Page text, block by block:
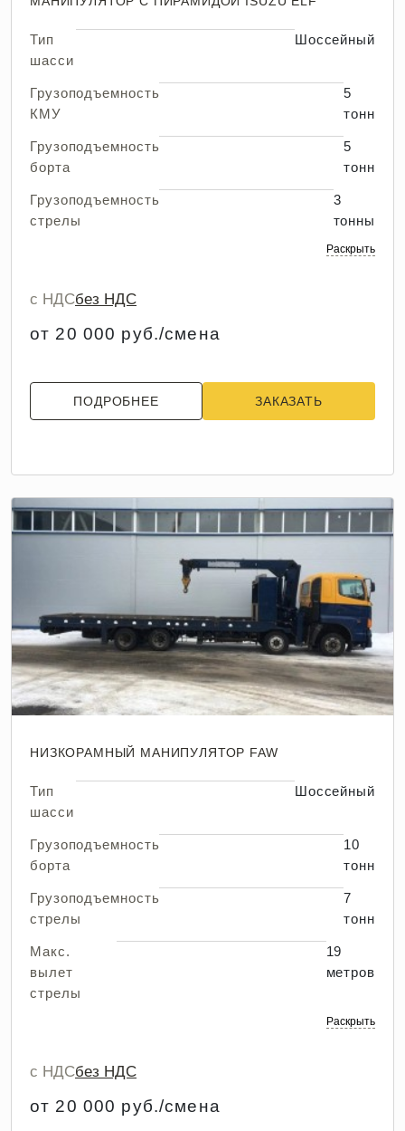
Тип
шасси
Шоссейный
Грузоподъемность
КМУ
5
тонн
Грузоподъемность
борта
5
тонн
Грузоподъемность
стрелы
3
тонны
Раскрыть
с НДСбез НДС
от 20 000 руб./смена
ПОДРОБНЕЕ ЗАКАЗАТЬ
НИЗКОРАМНЫЙ МАНИПУЛЯТОР FAW
Тип
шасси
Шоссейный
Грузоподъемность
борта
10
тонн
Грузоподъемность
стрелы
7
тонн
Макс.
вылет
стрелы
19
метров
Раскрыть
с НДСбез НДС
от 20 000 руб./смена